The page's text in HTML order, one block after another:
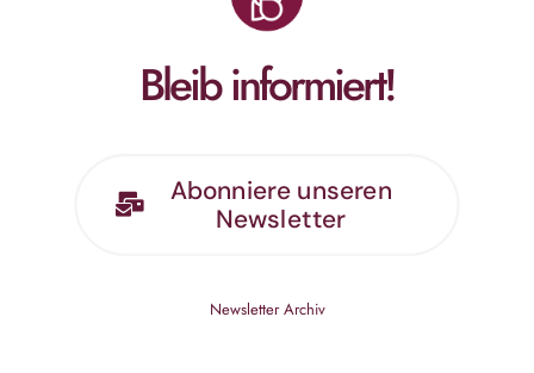
Bleib informiert!
Abonniere unseren
Newsletter
Newsletter Archiv